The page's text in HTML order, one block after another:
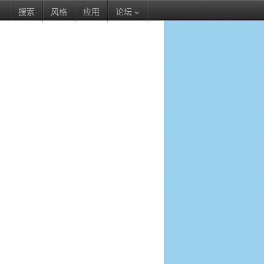
论坛
应用
风格
搜索